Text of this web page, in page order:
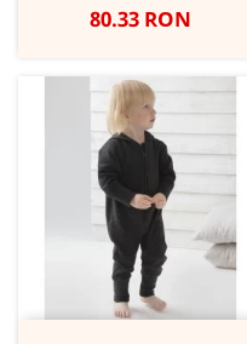
Pret
80.33 RON